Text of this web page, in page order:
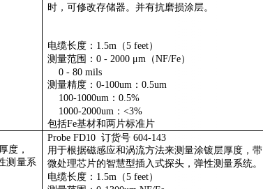
时，可修改存储器。并有抗磨损涂层。
电缆长度： 1.5m（5 feet）
测量范围： 0 - 2000 μm（NF/Fe）
0 - 80 mils
测量精度： 0-100um： 0.5um
100-1000um：0.5%
1000-2000um：<3%
包括Fe基材和两片标准片
度，
测量系
Probe FD10 订货号 604-143
用于根据磁感应和涡流方法来测量涂镀层厚度，带
微处理芯片的智慧型插入式探头，弹性测量系统。
电缆长度： 1.5m（5 feet）